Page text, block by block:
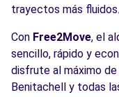
trayectos más fluidos.
Con Free2Move, el
sencillo, rápido y
disfrute al máximo
Benitachell y todas